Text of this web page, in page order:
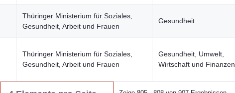
Thüringer Ministerium für Soziales,
Gesundheit, Arbeit und Frauen
Gesundheit
Thüringer Ministerium für Soziales,
Gesundheit, Arbeit und Frauen
Gesundheit, Umwelt,
Wirtschaft und Finanzen